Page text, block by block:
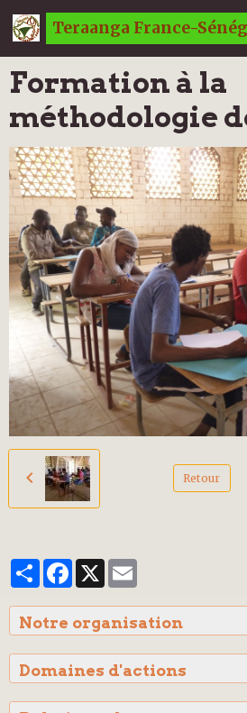
Teraanga France-
Formation à la
méthodologie
Retour
PartagerFacebook
Notre organisation
Domaines d'actions